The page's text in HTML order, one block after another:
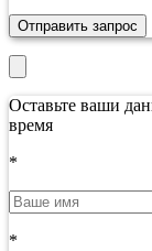
Отправить запрос
Оставьте ваши
время
*
*